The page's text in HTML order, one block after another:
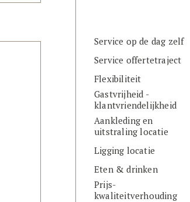
Service op de dag zelf
Service offertetraject
Flexibiliteit
Gastvrijheid -
klantvriendelijkheid
Aankleding en
uitstraling locatie
Ligging locatie
Eten & drinken
Prijs-
kwaliteitverhouding